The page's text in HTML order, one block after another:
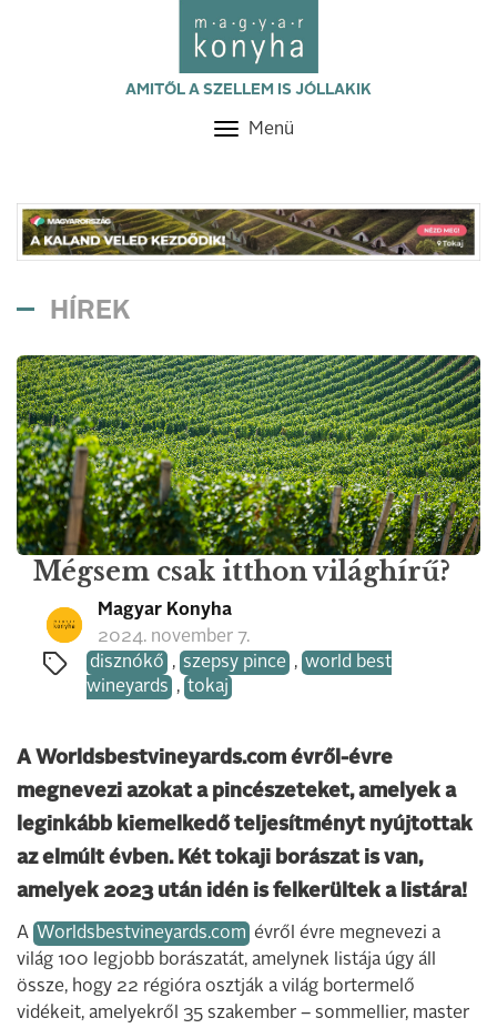
AMITŐL A SZELLEM IS JÓLLAKIK
Toggle
Menü
HÍREK
Mégsem csak itthon világhírű?
Magyar Konyha
2024. november 7.
disznókő , szepsy pince , world best
wineyards , tokaj
A Worldsbestvineyards.com évről-évre
megnevezi azokat a pincészeteket, amelyek a
leginkább kiemelkedő teljesítményt nyújtottak
az elmúlt évben. Két tokaji borászat is van,
amelyek 2023 után idén is felkerültek a listára!
A Worldsbestvineyards.com évről évre megnevezi a
világ 100 legjobb borászatát, amelynek listája úgy áll
össze, hogy 22 régióra osztják a világ bortermelő
vidékeit, amelyekről 35 szakember – sommellier, master